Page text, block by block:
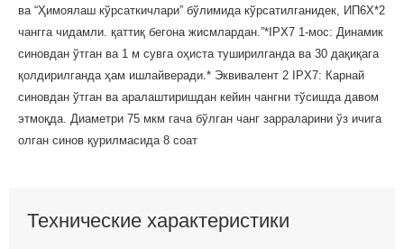
ва “Ҳимоялаш кўрсаткичлари” бўлимида кўрсатилганидек, ИП6Х*2
чангга чидамли. қаттиқ бегона жисмлардан.”*IPX7 1-мос: Динамик
синовдан ўтган ва 1 м сувга оҳиста туширилганда ва 30 дақиқага
қолдирилганда ҳам ишлайверади.* Эквивалент 2 IPX7: Карнай
синовдан ўтган ва аралаштиришдан кейин чангни тўсишда давом
этмоқда. Диаметри 75 мкм гача бўлган чанг зарраларини ўз ичига
олган синов қурилмасида 8 соат
Технические характеристики